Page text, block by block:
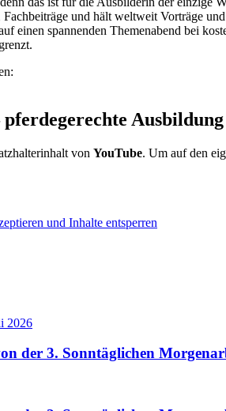
und hält weltweit Vorträge
einen spannenden Themenabend bei
von YouTube. Um auf den
und Inhalte entsperren
2026
der 3. Sonntäglichen